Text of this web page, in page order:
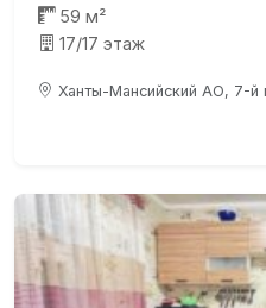
59 м²
17/17 этаж
Ханты-Мансийский АО, 7-й